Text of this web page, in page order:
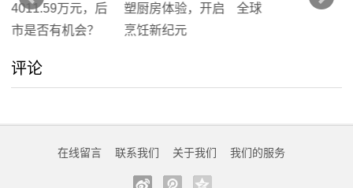
评论
在线留言 联系我们 关于我们 我们的服务